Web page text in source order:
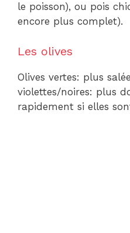
le poisson), ou pois
encore plus complet).
Les olives
Olives vertes: plus
violettes/noires: plus
rapidement si elles